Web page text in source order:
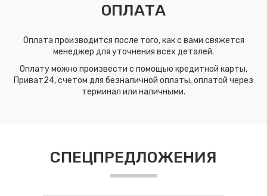
ОПЛАТА
Оплата производится после того, как с вами свяжется
менеджер для уточнения всех деталей.
Оплату можно произвести с помощью кредитной карты,
Приват24, счетом для безналичной оплаты, оплатой через
терминал или наличными.
СПЕЦПРЕДЛОЖЕНИЯ